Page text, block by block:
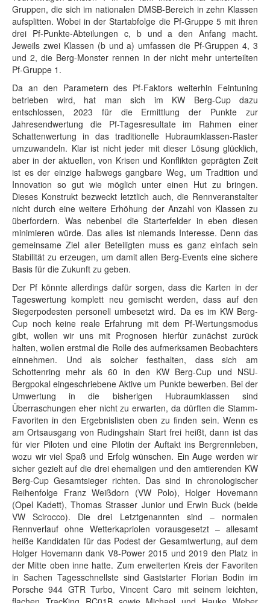
Gruppen, die sich im nationalen DMSB-Bereich in zehn Klassen
aufsplitten. Wobei in der Startabfolge die Pf-Gruppe 5 mit ihren
drei Pf-Punkte-Abteilungen c, b und a den Anfang macht.
Jeweils zwei Klassen (b und a) umfassen die Pf-Gruppen 4, 3
und 2, die Berg-Monster rennen in der nicht mehr unterteilten
Pf-Gruppe 1.
Da an den Parametern des Pf-Faktors weiterhin Feintuning
betrieben wird, hat man sich im KW Berg-Cup dazu
entschlossen, 2023 für die Ermittlung der Punkte zur
Jahresendwertung die Pf-Tagesresultate im Rahmen einer
Schattenwertung in das traditionelle Hubraumklassen-Raster
umzuwandeln. Klar ist nicht jeder mit dieser Lösung glücklich,
aber in der aktuellen, von Krisen und Konflikten geprägten Zeit
ist es der einzige halbwegs gangbare Weg, um Tradition und
Innovation so gut wie möglich unter einen Hut zu bringen.
Dieses Konstrukt bezweckt letztlich auch, die Rennveranstalter
nicht durch eine weitere Erhöhung der Anzahl von Klassen zu
überfordern. Was nebenbei die Starterfelder in eben diesen
minimieren würde. Das alles ist niemands Interesse. Denn das
gemeinsame Ziel aller Beteiligten muss es ganz einfach sein
Stabilität zu erzeugen, um damit allen Berg-Events eine sichere
Basis für die Zukunft zu geben.
Der Pf könnte allerdings dafür sorgen, dass die Karten in der
Tageswertung komplett neu gemischt werden, dass auf den
Siegerpodesten personell umbesetzt wird. Da es im KW Berg-
Cup noch keine reale Erfahrung mit dem Pf-Wertungsmodus
gibt, wollen wir uns mit Prognosen hierfür zunächst zurück
halten, wollen erstmal die Rolle des aufmerksamen Beobachters
einnehmen. Und als solcher festhalten, dass sich am
Schottenring mehr als 60 in den KW Berg-Cup und NSU-
Bergpokal eingeschriebene Aktive um Punkte bewerben. Bei der
Umwertung in die bisherigen Hubraumklassen sind
Überraschungen eher nicht zu erwarten, da dürften die Stamm-
Favoriten in den Ergebnislisten oben zu finden sein. Wenn es
am Ortsausgang von Rudingshain Start frei heißt, dann ist das
für vier Piloten und eine Pilotin der Auftakt ins Bergrennleben,
wozu wir viel Spaß und Erfolg wünschen. Ein Auge werden wir
sicher gezielt auf die drei ehemaligen und den amtierenden KW
Berg-Cup Gesamtsieger richten. Das sind in chronologischer
Reihenfolge Franz Weißdorn (VW Polo), Holger Hovemann
(Opel Kadett), Thomas Strasser Junior und Erwin Buck (beide
VW Scirocco). Die drei Letztgenannten sind – normalen
Rennverlauf ohne Wetterkapriolen vorausgesetzt – allesamt
heiße Kandidaten für das Podest der Gesamtwertung, auf dem
Holger Hovemann dank V8-Power 2015 und 2019 den Platz in
der Mitte oben inne hatte. Zum erweiterten Kreis der Favoriten
in Sachen Tagesschnellste sind Gaststarter Florian Bodin im
Porsche 944 GTR Turbo, Vincent Caro mit seinem leichten,